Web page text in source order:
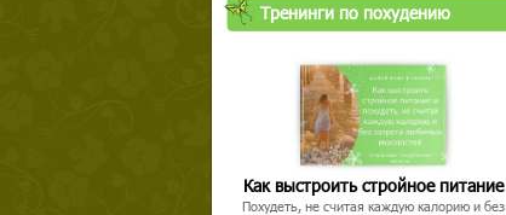
Тренинги по похудению
Как выстроить стройное питание
Похудеть, не считая каждую калорию и без